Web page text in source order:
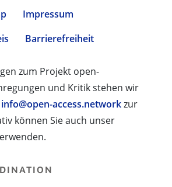
Impressum
Barrierefreiheit
zum Projekt open-
und Kritik stehen wir
info@open-access.networkzur
können Sie auch unser